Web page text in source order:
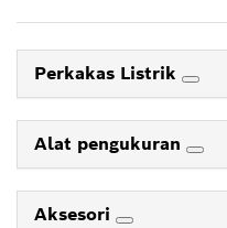
Perkakas Listrik
Alat pengukuran
Aksesori